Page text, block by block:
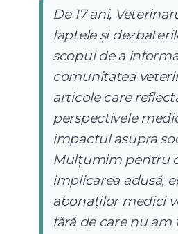
De 17 ani,
faptele și
scopul de a
comunitatea
articole care
perspectivele
impactul asupra
Mulțumim pentru
implicarea adusă,
abonaților medici
fără de care nu am